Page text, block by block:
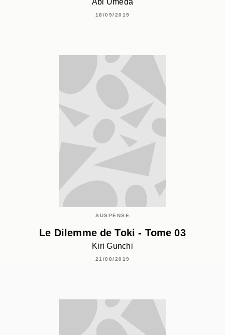
18/09/2019
SUSPENSE
Le Dilemme de Toki - Tome 03
Kiri Gunchi
21/08/2019